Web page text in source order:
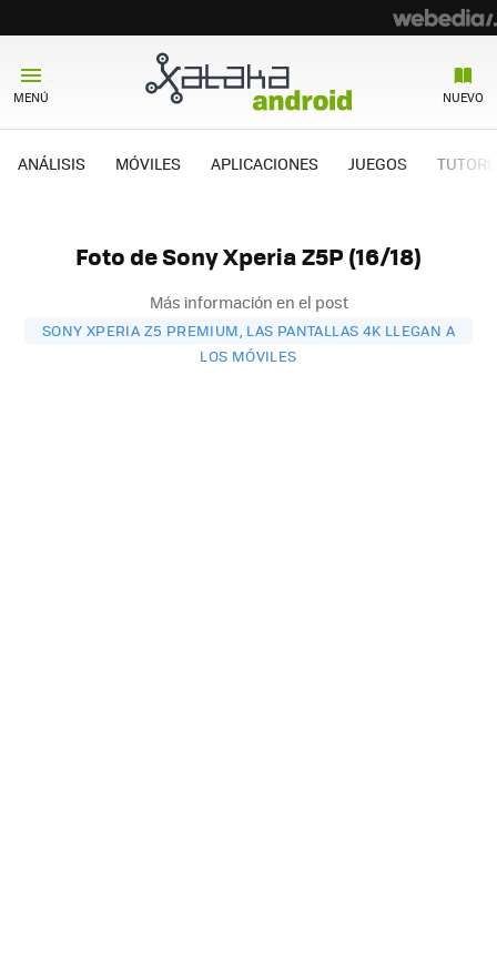
MENÚ NUEVO
ANÁLISIS MÓVILES APLICACIONES JUEGOS
Foto de Sony Xperia Z5P (16/18)
Más información en el post
SONY XPERIA Z5 PREMIUM, LAS PANTALLAS 4K LLEGAN A
LOS MÓVILES